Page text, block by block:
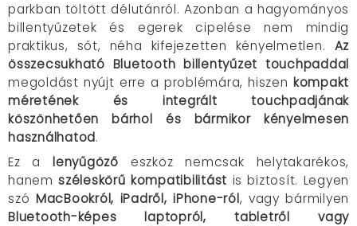
parkban töltött délutánról. Azonban a hagyományos
billentyűzetek és egerek cipelése nem mindig
praktikus, sőt, néha kifejezetten kényelmetlen. Az
összecsukható Bluetooth billentyűzet touchpaddal
megoldást nyújt erre a problémára, hiszen kompakt
méretének és integrált touchpadjának
köszönhetően bárhol és bármikor kényelmesen
használhatod.
Ez a lenyűgöző eszköz nemcsak helytakarékos,
hanemszéleskörű kompatibilitást is biztosít. Legyen
szó MacBookról, iPadről, iPhone-ról, vagy bármilyen
Bluetooth-képes laptopról, tabletről vagy